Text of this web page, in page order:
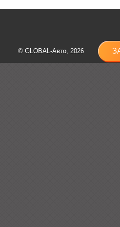
8
© GLOBAL-Авто, 2026